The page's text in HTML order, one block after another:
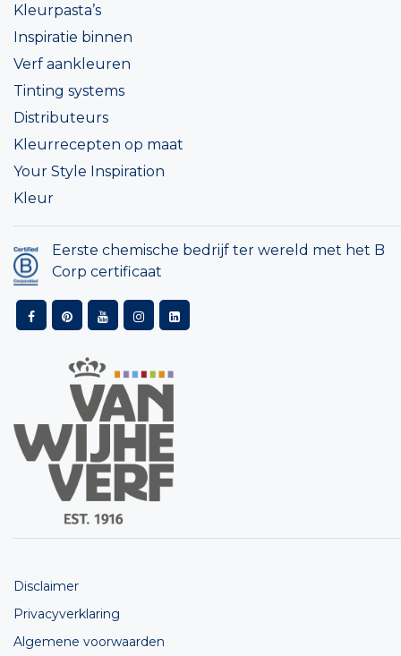
Kleurpasta’s
Inspiratie binnen
Verf aankleuren
Tinting systems
Distributeurs
Kleurrecepten op maat
Your Style Inspiration
Kleur
Eerste chemische bedrijf ter wereld met het B
Corp certificaat
Disclaimer
Privacyverklaring
Algemene voorwaarden